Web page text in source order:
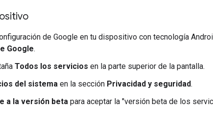
de Google en tu dispositivo con tecnología
Google.
Todos los servicios en la parte superior de la pantalla.
del sistema en la sección Privacidad y seguridad.
a la versión beta para aceptar la "versión beta de los